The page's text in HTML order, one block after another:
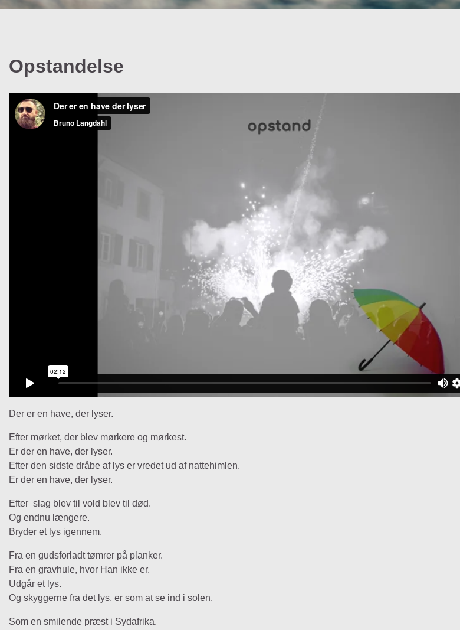
Opstandelse
Der er en have, der lyser.
Efter mørket, der blev mørkere og mørkest.
Er der en have, der lyser.
Efter den sidste dråbe af lys er vredet ud af nattehimlen.
Er der en have, der lyser.
Efter slag blev til vold blev til død.
Og endnu længere.
Bryder et lys igennem.
Fra en gudsforladt tømrer på planker.
Fra en gravhule, hvor Han ikke er.
Udgår et lys.
Og skyggerne fra det lys, er som at se ind i solen.
Som en smilende præst i Sydafrika.